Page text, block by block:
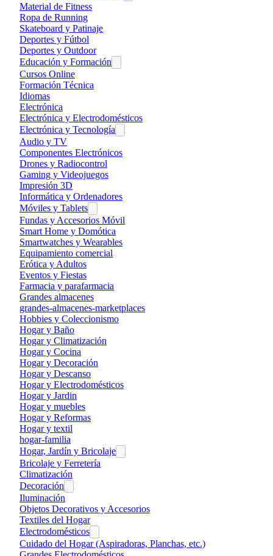
Material de Fitness
Ropa de Running
Skateboard y Patinaje
Deportes y Fútbol
Deportes y Outdoor
Educación y Formación
Cursos Online
Formación Técnica
Idiomas
Electrónica
Electrónica y Electrodomésticos
Electrónica y Tecnología
Audio y TV
Componentes Electrónicos
Drones y Radiocontrol
Gaming y Videojuegos
Impresión 3D
Informática y Ordenadores
Móviles y Tablets
Fundas y Accesorios Móvil
Smart Home y Domótica
Smartwatches y Wearables
Equipamiento comercial
Erótica y Adultos
Eventos y Fiestas
Farmacia y parafarmacia
Grandes almacenes
grandes-almacenes-marketplaces
Hobbies y Coleccionismo
Hogar y Baño
Hogar y Climatización
Hogar y Cocina
Hogar y Decoración
Hogar y Descanso
Hogar y Electrodomésticos
Hogar y Jardin
Hogar y muebles
Hogar y Reformas
Hogar y textil
hogar-familia
Hogar, Jardín y Bricolaje
Bricolaje y Ferretería
Climatización
Decoración
Iluminación
Objetos Decorativos y Accesorios
Textiles del Hogar
Electrodomésticos
Cuidado del Hogar (Aspiradoras, Planchas, etc.)